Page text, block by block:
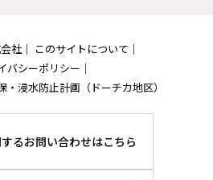
社
このサイトについて
バシーポリシー
・浸水防止計画（ドーチカ地区）
るお問い合わせはこちら